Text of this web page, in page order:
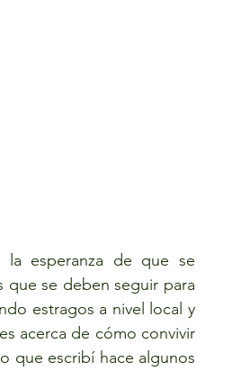
esperanza de que se
se deben seguir para
estragos a nivel local y
acerca de cómo convivir
que escribí hace algunos